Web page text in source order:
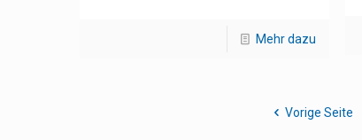
Mehr dazu
Vorige Seite